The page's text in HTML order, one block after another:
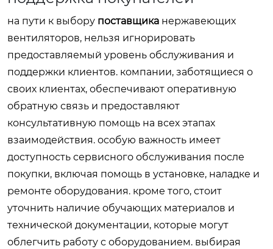
на пути к выбору поставщика нержавеющих
вентиляторов, нельзя игнорировать
предоставляемый уровень обслуживания и
поддержки клиентов. компании, заботящиеся о
своих клиентах, обеспечивают оперативную
обратную связь и предоставляют
консультативную помощь на всех этапах
взаимодействия. особую важность имеет
доступность сервисного обслуживания после
покупки, включая помощь в установке, наладке и
ремонте оборудования. кроме того, стоит
уточнить наличие обучающих материалов и
технической документации, которые могут
облегчить работу с оборудованием. выбирая